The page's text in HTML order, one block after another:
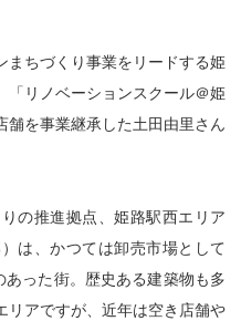
まちづくり事業をリードする姫
「リノベーションスクール＠姫
舗を事業継承した土田由里さん
の推進拠点、姫路駅西エリア
は、かつては卸売市場として
った街。歴史ある建築物も多
リアですが、近年は空き店舗や